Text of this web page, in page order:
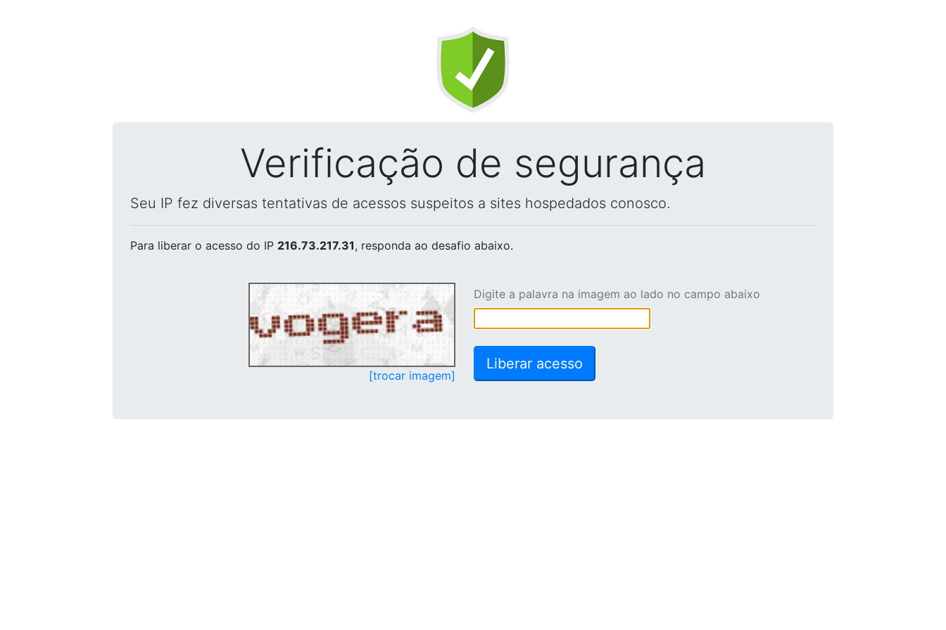
Verificação de segurança
Seu IP fez diversas tentativas de acessos suspeitos a sites hospedados conosco.
Para liberar o acesso do IP 216.73.217.31, responda ao desafio abaixo.
[trocar imagem]
Digite a palavra na imagem ao lado no campo abaixo